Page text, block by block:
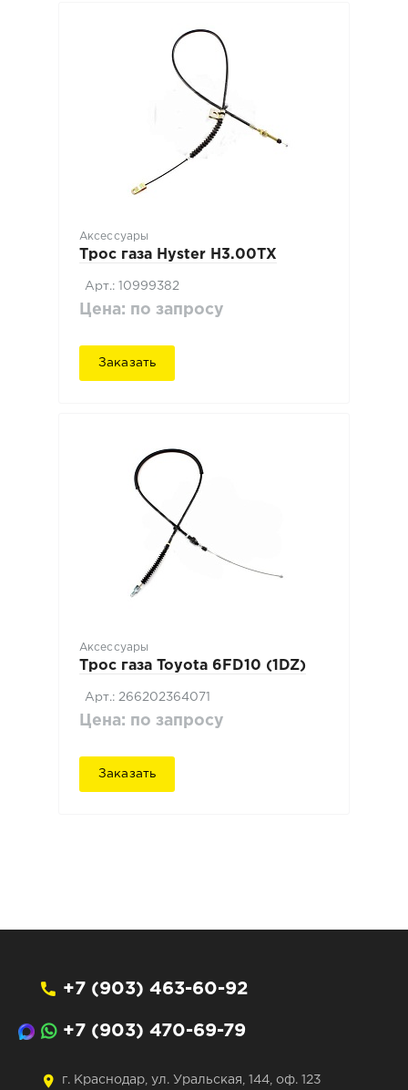
Аксессуары
Трос газа Hyster H3.00TX
Арт.: 10999382
Цена: по запросу
Заказать
Аксессуары
Трос газа Toyota 6FD10 (1DZ)
Арт.: 266202364071
Цена: по запросу
Заказать
+7 (903) 463-60-92
+7 (903) 470-69-79
г. Краснодар, ул. Уральская, 144, оф. 123